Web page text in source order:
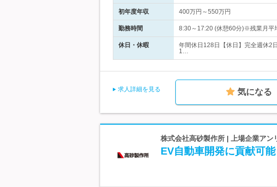
初年度年収 400万円～550万円
勤務時間 8:30～17:20 (休憩60分)※残業月平
休日・休暇
年間休日128日【休日】完全週休2
1…
求人詳細を見る 気になる
株式会社高砂製作所 | 上場企業ア
EV自動車開発に貢献可